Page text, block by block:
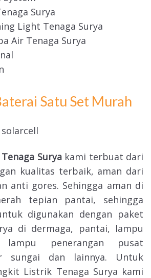
Surya
Light Tenaga Surya
Air Tenaga Surya
Satu Set Murah
Suryakami terbuat dari
kualitas terbaik, aman dari
anti gores. Sehingga aman di
tepian pantai, sehingga
digunakan dengan paket
di dermaga, pantai, lampu
penerangan pusat
sungai dan lainnya. Untuk
Listrik Tenaga Surya kami